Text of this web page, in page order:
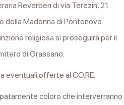
Reverberi di via Terezin, 21
della Madonna di Pontenovo.
religiosa si proseguirà per il
di Grassano.
eventuali offerte al CO.RE.
coloro che interverranno